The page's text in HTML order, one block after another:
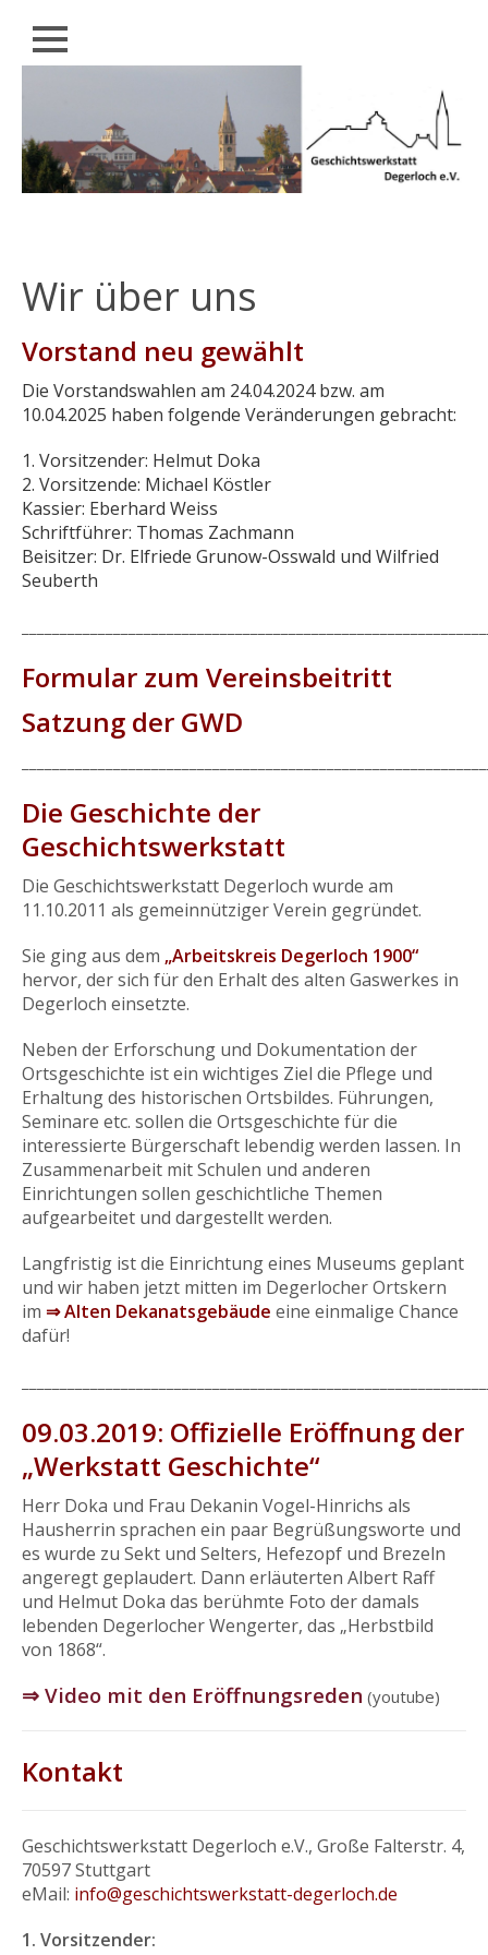
Schließen
ÜBER
UNS
UND
DEGERLOCHER
GESCHICHTE
HISTORISCHER
RÜCKBLICK
BAUERNKRIEG
IMPRESSUM
/
Wir über uns
Vorstand neu gewählt
Die Vorstandswahlen am 24.04.2024 bzw. am
10.04.2025 haben folgende Veränderungen gebracht:
1. Vorsitzender: Helmut Doka
2. Vorsitzende: Michael Köstler
Kassier: Eberhard Weiss
Schriftführer: Thomas Zachmann
Beisitzer: Dr. Elfriede Grunow-Osswald und Wilfried
Seuberth
Formular zum Vereinsbeitritt
Satzung der GWD
Die Geschichte der
Geschichtswerkstatt
Die Geschichtswerkstatt Degerloch wurde am
11.10.2011 als gemeinnütziger Verein gegründet.
Sie ging aus dem „Arbeitskreis Degerloch 1900“
hervor, der sich für den Erhalt des alten Gaswerkes in
Degerloch einsetzte.
Neben der Erforschung und Dokumentation der
Ortsgeschichte ist ein wichtiges Ziel die Pflege und
Erhaltung des historischen Ortsbildes. Führungen,
Seminare etc. sollen die Ortsgeschichte für die
interessierte Bürgerschaft lebendig werden lassen. In
Zusammenarbeit mit Schulen und anderen
Einrichtungen sollen geschichtliche Themen
aufgearbeitet und dargestellt werden.
Langfristig ist die Einrichtung eines Museums geplant
und wir haben jetzt mitten im Degerlocher Ortskern
im ⇒ Alten Dekanatsgebäude eine einmalige Chance
dafür!
09.03.2019: Offizielle Eröffnung der
„Werkstatt Geschichte“
Herr Doka und Frau Dekanin Vogel-Hinrichs als
Hausherrin sprachen ein paar Begrüßungsworte und
es wurde zu Sekt und Selters, Hefezopf und Brezeln
angeregt geplaudert. Dann erläuterten Albert Raff
und Helmut Doka das berühmte Foto der damals
lebenden Degerlocher Wengerter, das „Herbstbild
von 1868“.
⇒ Video mit den Eröffnungsreden (youtube)
Kontakt
Geschichtswerkstatt Degerloch e.V., Große Falterstr. 4,
70597 Stuttgart
eMail: info@geschichtswerkstatt-degerloch.de
1. Vorsitzender: